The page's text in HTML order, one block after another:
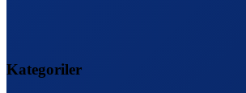
Kategoriler